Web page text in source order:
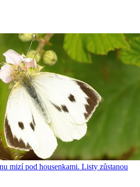
mizí pod housenkami. Listy zůstanou